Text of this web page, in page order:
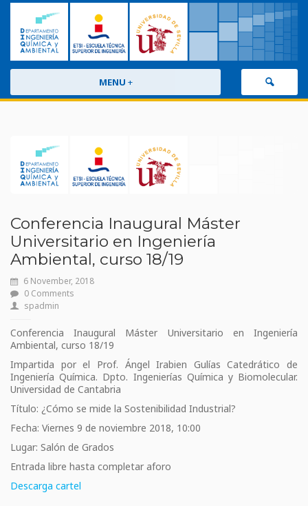
MENU +
Conferencia Inaugural Máster
Universitario en Ingeniería
Ambiental, curso 18/19
6 November, 2018
0 Comments
spadmin
Conferencia Inaugural Máster Universitario en Ingeniería
Ambiental, curso 18/19
Impartida por el Prof. Ángel Irabien Gulías Catedrático de
Ingeniería Química. Dpto. Ingenierías Química y Biomolecular.
Universidad de Cantabria
Título: ¿Cómo se mide la Sostenibilidad Industrial?
Fecha: Viernes 9 de noviembre 2018, 10:00
Lugar: Salón de Grados
Entrada libre hasta completar aforo
Descarga cartel